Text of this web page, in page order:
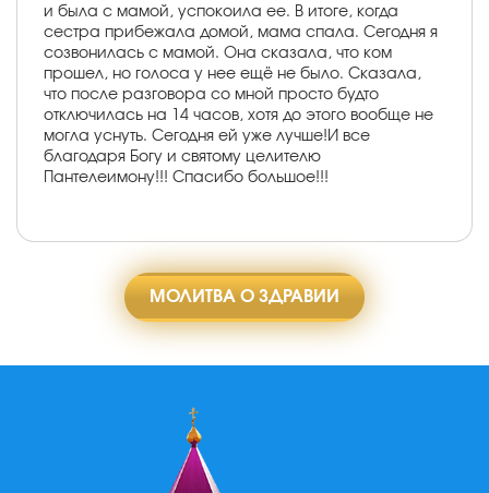
и была с мамой, успокоила ее. В итоге, когда
сестра прибежала домой, мама спала. Сегодня я
созвонилась с мамой. Она сказала, что ком
прошел, но голоса у нее ещё не было. Сказала,
что после разговора со мной просто будто
отключилась на 14 часов, хотя до этого вообще не
могла уснуть. Сегодня ей уже лучше!И все
благодаря Богу и святому целителю
Пантелеимону!!! Спасибо большое!!!
МОЛИТВА О ЗДРАВИИ